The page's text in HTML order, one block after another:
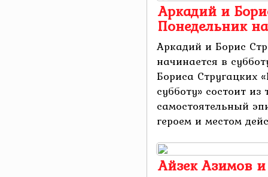
Аркадий и
Понедельник
Аркадий и Борис
начинается в
Бориса Стругацких
субботу» состоит
самостоятельный
героем и местом
Айзек Азимов и